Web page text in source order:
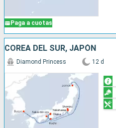
Paga a cuotas
COREA DEL SUR, JAPÓN
Diamond Princess 12 d